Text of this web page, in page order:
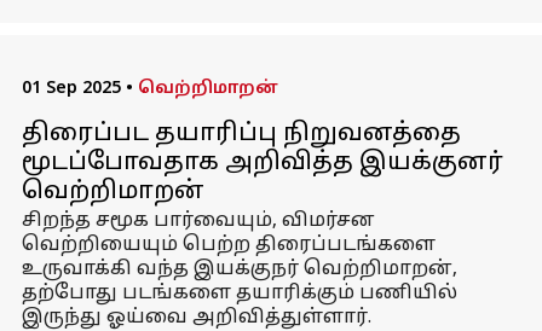
01 Sep 2025 • வெற்றிமாறன்
திரைப்பட தயாரிப்பு நிறுவனத்தை
மூடப்போவதாக அறிவித்த இயக்குனர்
வெற்றிமாறன்
சிறந்த சமூக பார்வையும், விமர்சன
வெற்றியையும் பெற்ற திரைப்படங்களை
உருவாக்கி வந்த இயக்குநர் வெற்றிமாறன்,
தற்போது படங்களை தயாரிக்கும் பணியில்
இருந்து ஓய்வை அறிவித்துள்ளார்.